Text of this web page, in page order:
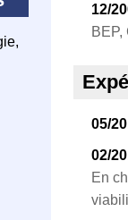
12/
05/
02/
En